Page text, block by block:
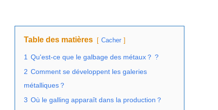
Table des matières Cacher
1 Qu'est-ce que le galbage des métaux？ ?
2 Comment se développent les galeries
métalliques？
3 Où le galling apparaît dans la production？